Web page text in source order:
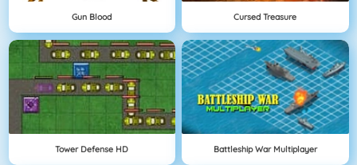
Gun Blood Cursed Treasure
Tower Defense HD Battleship War Multiplayer